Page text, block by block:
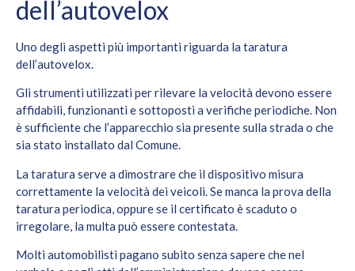
dell’autovelox
Uno degli aspetti più importanti riguarda la taratura
dell’autovelox.
Gli strumenti utilizzati per rilevare la velocità devono essere
affidabili, funzionanti e sottoposti a verifiche periodiche. Non
è sufficiente che l’apparecchio sia presente sulla strada o che
sia stato installato dal Comune.
La taratura serve a dimostrare che il dispositivo misura
correttamente la velocità dei veicoli. Se manca la prova della
taratura periodica, oppure se il certificato è scaduto o
irregolare, la multa può essere contestata.
Molti automobilisti pagano subito senza sapere che nel